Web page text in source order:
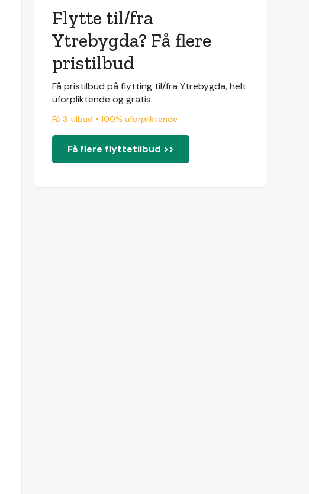
Flytte til/fra
Ytrebygda? Få flere
pristilbud
Få pristilbud på flytting til/fra Ytrebygda, helt
uforpliktende og gratis.
Få 3 tilbud • 100% uforpliktende
Få flere flyttetilbud >>